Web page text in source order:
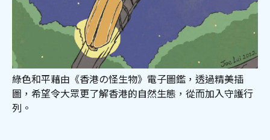
綠色和平藉由《香港の怪生物》電子圖鑑，透過精美插
圖，希望令大眾更了解香港的自然生態，從而加入守護行
列。